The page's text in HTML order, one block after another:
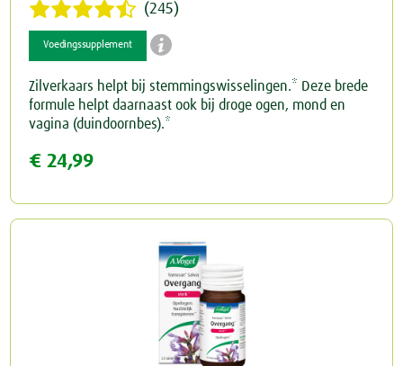
(245)
Voedingssupplement 
Zilverkaars helpt bij stemmingswisselingen.* Deze brede
formule helpt daarnaast ook bij droge ogen, mond en
vagina (duindoornbes).*
€ 24,99